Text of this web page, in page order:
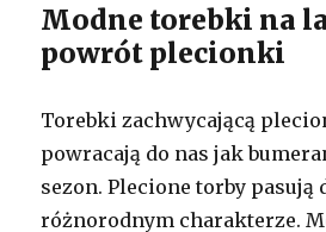
Modne torebki na
powrót plecionki
Torebki zachwycającą
powracają do nas jak
sezon. Plecione torby pasują
różnorodnym charakterze.